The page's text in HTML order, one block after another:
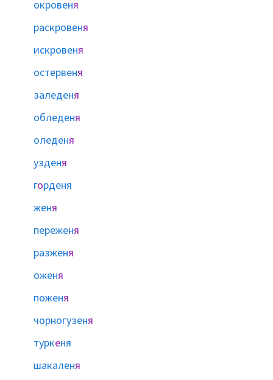
окровеня
раскровеня
искровеня
остервеня
заледеня
обледеня
оледеня
узденя
горденя
женя
переженя
разженя
оженя
поженя
чорногузеня
туркеня
шакаленя